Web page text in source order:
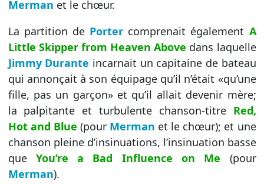
Merman et le chœur.
La partition de Porter comprenait également A
Little Skipper from Heaven Above dans laquelle
Jimmy Durante incarnait un capitaine de bateau
qui annonçait à son équipage qu’il n’était «qu’une
fille, pas un garçon» et qu’il allait devenir mère;
la palpitante et turbulente chanson-titre Red,
Hot and Blue (pour Merman et le chœur); et une
chanson pleine d’insinuations, l’insinuation basse
que You’re a Bad Influence on Me (pour
Merman).